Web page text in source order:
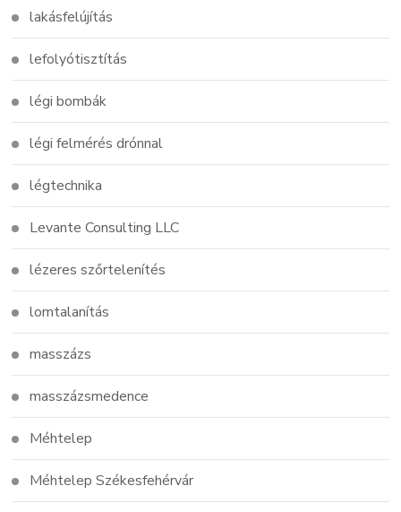
lakásfelújítás
lefolyótisztítás
légi bombák
légi felmérés drónnal
légtechnika
Levante Consulting LLC
lézeres szőrtelenítés
lomtalanítás
masszázs
masszázsmedence
Méhtelep
Méhtelep Székesfehérvár